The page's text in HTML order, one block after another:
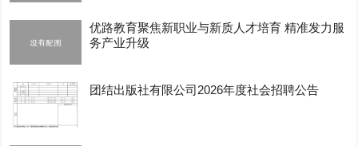
优路教育聚焦新职业与新质人才培育 精准发力服
务产业升级
团结出版社有限公司2026年度社会招聘公告